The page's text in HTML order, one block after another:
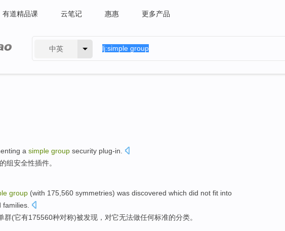
有道精品课 云笔记 惠惠 更多产品
中英
a simple group security plug-in
的组安全性插件。
group (with 175,560 symmetries) was discovered which did not fit into
families
群(它有175560种对称)被发现 ，对它无法做任何标准的分类。